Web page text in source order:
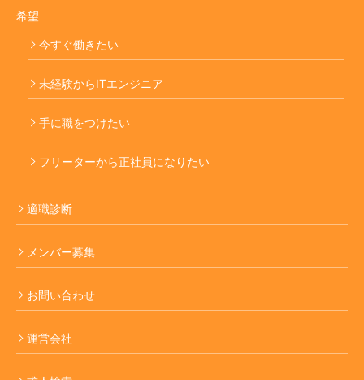
希望
今すぐ働きたい
未経験からITエンジニア
手に職をつけたい
フリーターから正社員になりたい
適職診断
メンバー募集
お問い合わせ
運営会社